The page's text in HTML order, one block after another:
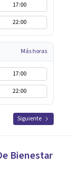
17:00
22:00
Más horas
17:00
22:00
Siguiente
Bienestar